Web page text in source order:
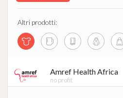
Altri prodotti:
Amref Health Africa
no profit